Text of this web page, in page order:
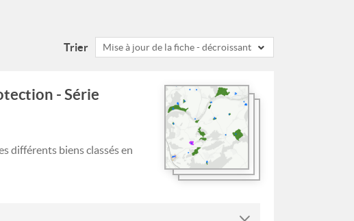
Trier Mise à jour de la fiche - décroissant
- Série
différents biens classés en